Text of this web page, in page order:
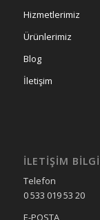
Hizmetlerimiz
Ürünlerimiz
Blog
İletişim
İLETIŞIM
Telefon
0 533 019 53 20
E-POSTA